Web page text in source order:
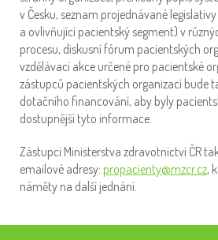
v Česku, seznam projednávané
a ovlivňující pacientský segment) v
procesu, diskusní fórum pacientských
vzdělávací akce určené pro pacientské
zástupců pacientských organizací bude
dotačního financování, aby byly
dostupnější tyto informace.
Zástupci Ministerstva zdravotnictví ČR
emailové adresy: propacienty@mzcr.cz,
náměty na další jednání.